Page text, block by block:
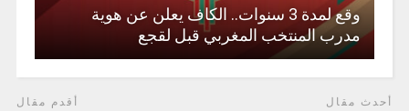
وقع لمدة 3 سنوات.. الكاف يعلن عن هوية
مدرب المنتخب المغربي قبل لقجع
أحدث مقال أقدم مقال